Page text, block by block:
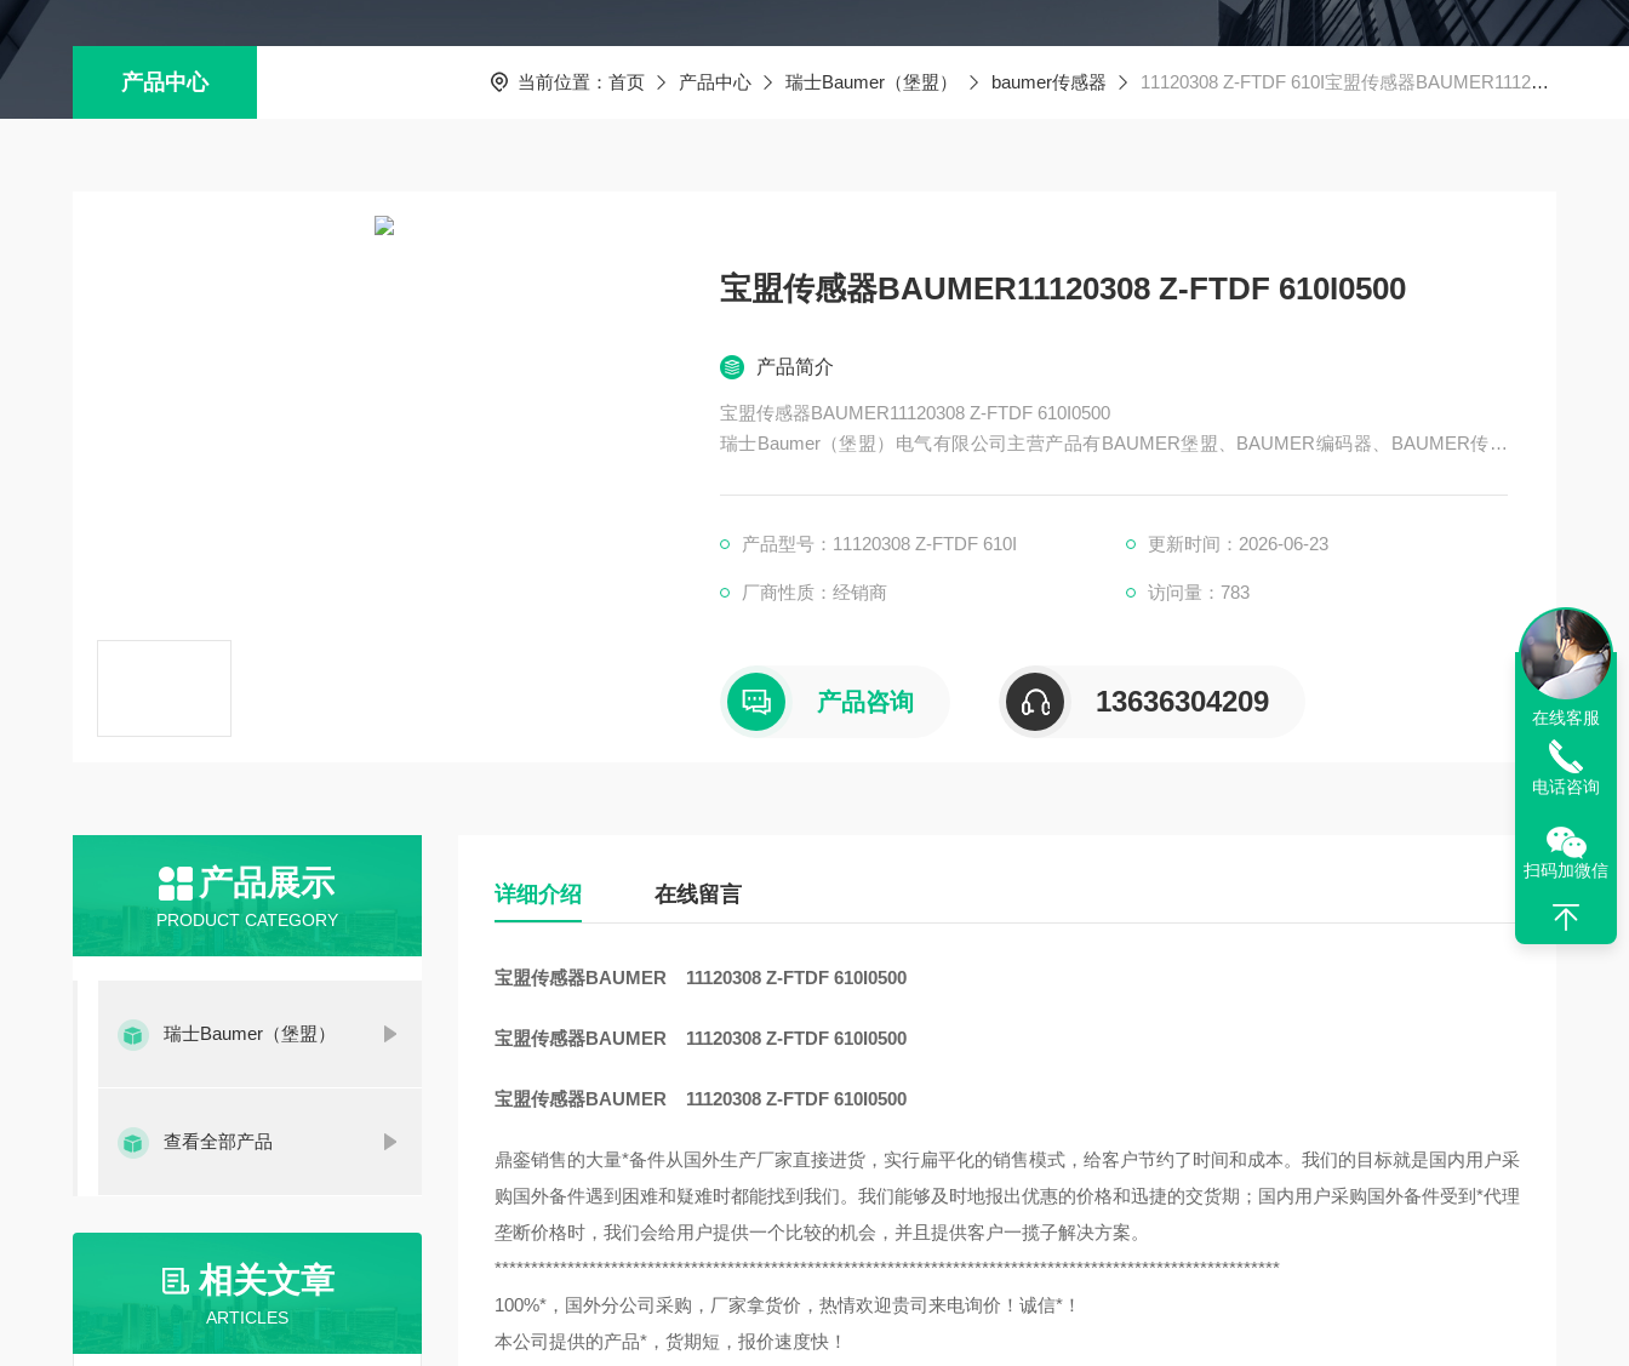
产品中心 当前位置： 首页 产品中心 瑞士Baumer（堡盟） baumer传感器 11120308 Z-FTDF 610I宝盟传感器BAUMER11120308 Z-FTDF 610I0500
宝盟传感器BAUMER11120308 Z-FTDF 610I0500
产品简介
宝盟传感器BAUMER11120308 Z-FTDF 610I0500
瑞士Baumer（堡盟）电气有限公司主营产品有BAUMER堡盟、BAUMER编码器、BAUMER传感
产品型号：11120308 Z-FTDF 610I
更新时间：2026-06-23
厂商性质：经销商 访问量：783
产品咨询 13636304209
产品展示
PRODUCT CATEGORY
瑞士Baumer（堡盟）
查看全部产品
相关文章
ARTICLES
详细介绍 在线留言
宝盟传感器BAUMER 11120308 Z-FTDF 610I0500
宝盟传感器BAUMER 11120308 Z-FTDF 610I0500
宝盟传感器BAUMER 11120308 Z-FTDF 610I0500
鼎銮销售的大量*备件从国外生产厂家直接进货，实行扁平化的销售模式，给客户节约了时间和成本。我们的目标就是国内用户采
购国外备件遇到困难和疑难时都能找到我们。我们能够及时地报出优惠的价格和迅捷的交货期；国内用户采购国外备件受到*代理
垄断价格时，我们会给用户提供一个比较的机会，并且提供客户一揽子解决方案。
************************************************************************************************************
100%*，国外分公司采购，厂家拿货价，热情欢迎贵司来电询价！诚信*！
本公司提供的产品*，货期短，报价速度快！
在线客服
电话咨询
扫码加微信